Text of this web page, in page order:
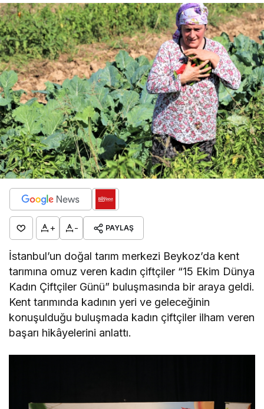
+ - PAYLAŞ
İstanbul’un doğal tarım merkezi Beykoz’da kent
tarımına omuz veren kadın çiftçiler “15 Ekim Dünya
Kadın Çiftçiler Günü” buluşmasında bir araya geldi.
Kent tarımında kadının yeri ve geleceğinin
konuşulduğu buluşmada kadın çiftçiler ilham veren
başarı hikâyelerini anlattı.